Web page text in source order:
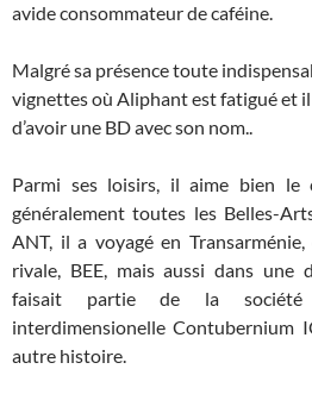
avide consommateur de caféine.
Malgré sa présence toute
vignettes où Aliphant est fatigué et il
d’avoir une BD avec son nom..
Parmi ses loisirs, il aime bien le
généralement toutes les Belles-
ANT, il a voyagé en
rivale, BEE, mais aussi dans une
faisait partie de la société
interdimensionelle Contubernium
autre histoire.